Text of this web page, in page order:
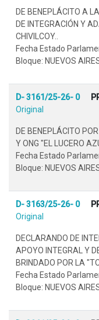
DE BENEPLÁCITO A
DE INTEGRACIÓN Y
CHIVILCOY..
Fecha Estado
Bloque: NUEVOS
D- 3161/25-26- 0
Original
DE BENEPLÁCITO
Y ONG "EL LUCERO
Fecha Estado
Bloque: NUEVOS
D- 3163/25-26- 0
Original
DECLARANDO DE
APOYO INTEGRAL Y
BRINDADO POR LA
Fecha Estado
Bloque: NUEVOS